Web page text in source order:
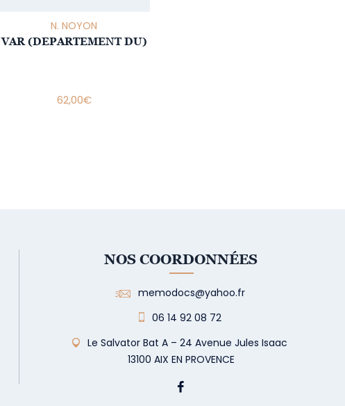
N. NOYON
VAR (DEPARTEMENT DU)
62,00€
NOS COORDONNÉES
memodocs@yahoo.fr
06 14 92 08 72
Le Salvator Bat A – 24 Avenue Jules Isaac
13100 AIX EN PROVENCE